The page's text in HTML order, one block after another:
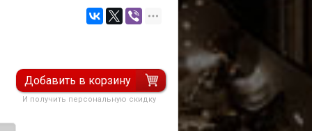
Добавить в корзину
И получить персональную скидку